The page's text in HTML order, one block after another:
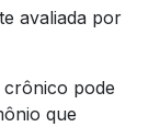
avaliada por
crônico pode
que